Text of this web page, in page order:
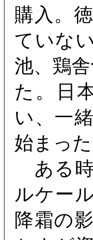
購入。
ていな
池、鶏
た。日
い、一
始まった
ある時
ルケー
降霜の